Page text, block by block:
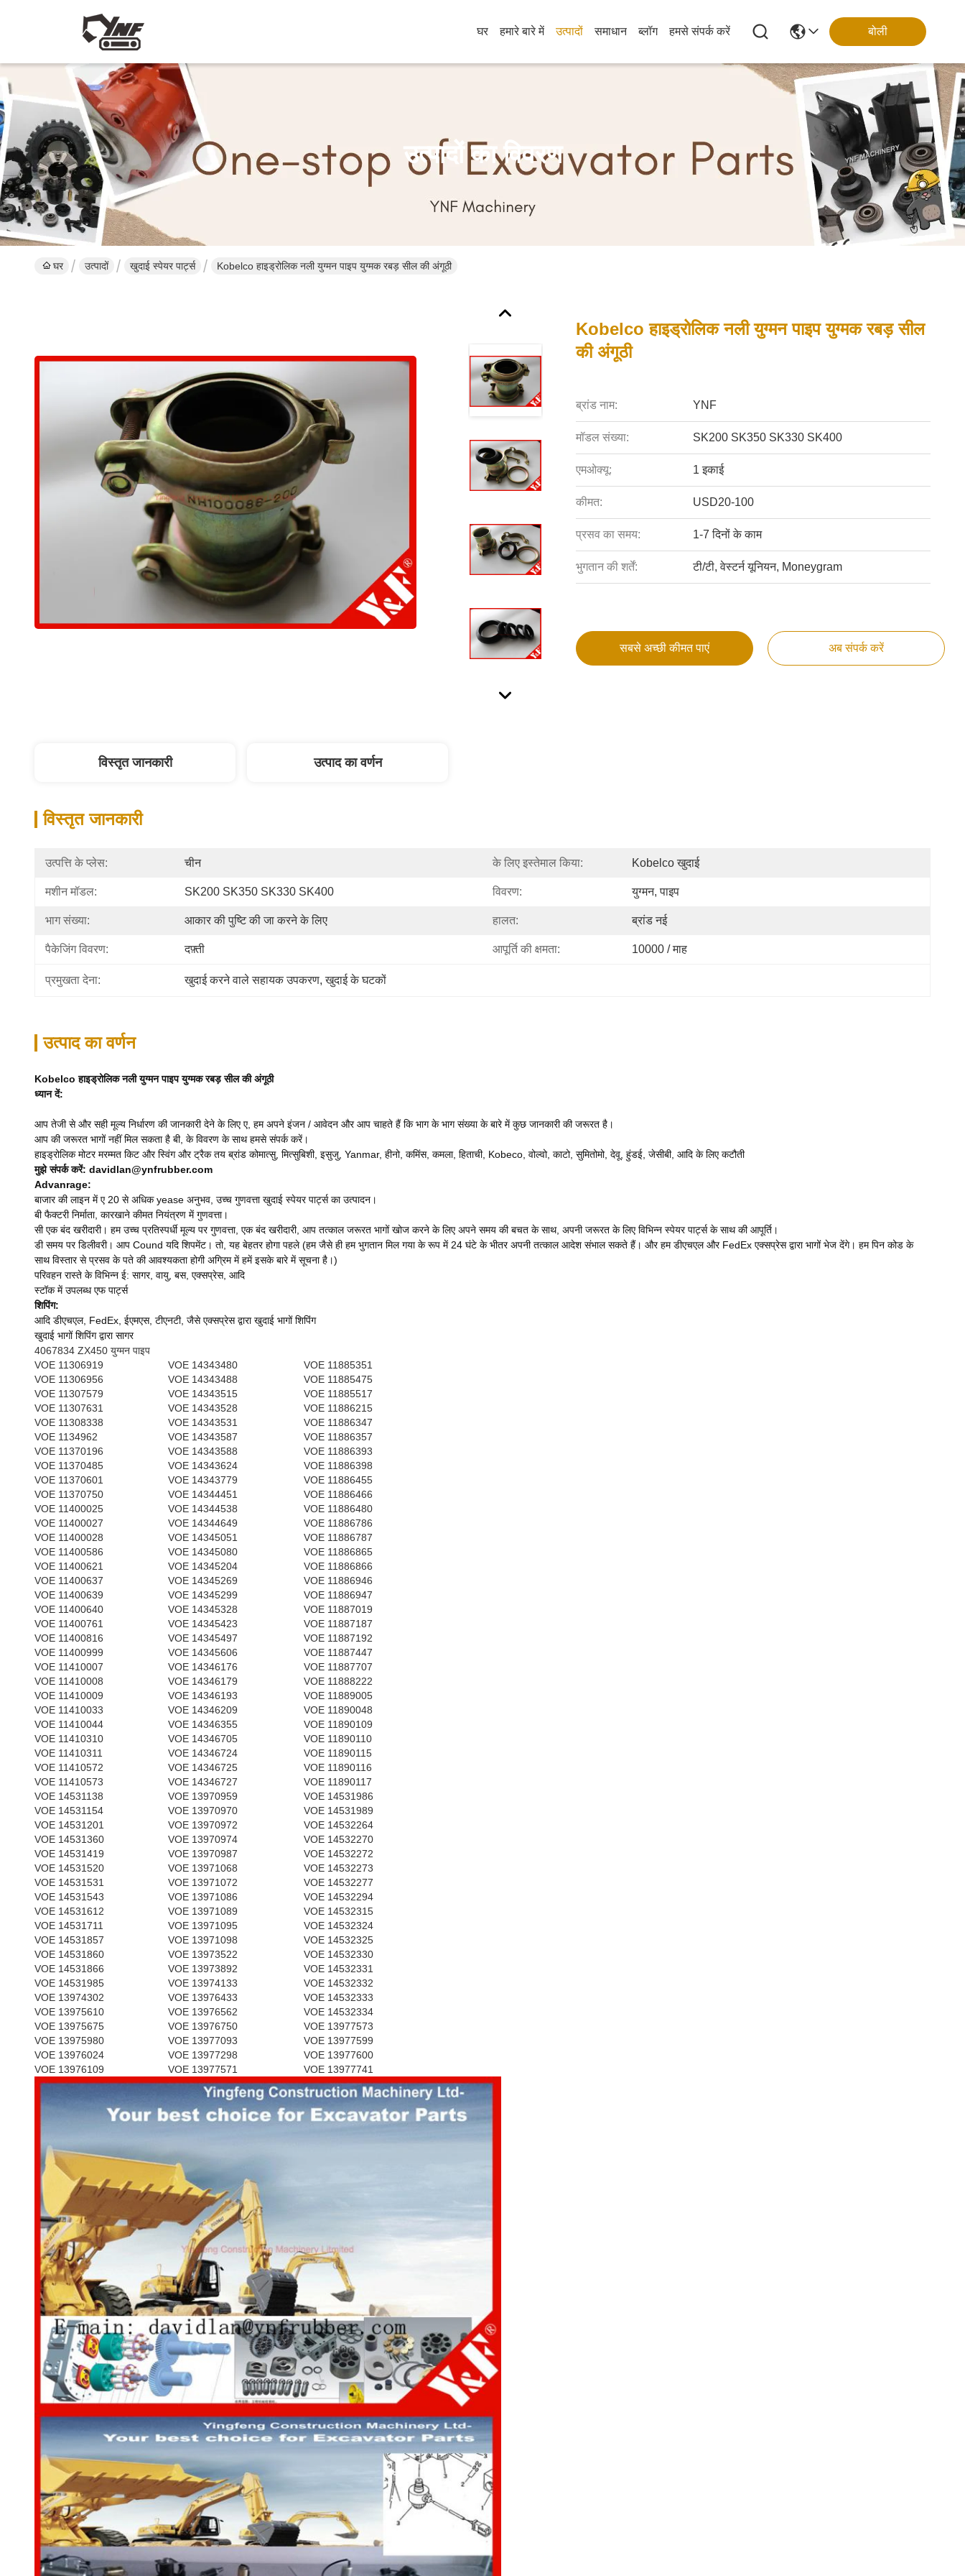
घर हमारे बारे में उत्पादों समाधान ब्लॉग हमसे संपर्क करें बोली
उत्पादों का विवरण
घर उत्पादों खुदाई स्पेयर पार्ट्स Kobelco हाइड्रोलिक नली युग्मन पाइप युग्मक रबड़ सील की अंगूठी
Kobelco हाइड्रोलिक नली युग्मन पाइप युग्मक रबड़ सील
की अंगूठी
ब्रांड नाम: YNF
मॉडल संख्या: SK200 SK350 SK330 SK400
एमओक्यू: 1 इकाई
कीमत: USD20-100
प्रसव का समय: 1-7 दिनों के काम
भुगतान की शर्तें: टी/टी, वेस्टर्न यूनियन, Moneygram
सबसे अच्छी कीमत पाएं अब संपर्क करें
विस्तृत जानकारी उत्पाद का वर्णन
विस्तृत जानकारी
उत्पत्ति के प्लेस: चीन के लिए इस्तेमाल किया: Kobelco खुदाई
मशीन मॉडल: SK200 SK350 SK330 SK400 विवरण: युग्मन, पाइप
भाग संख्या: आकार की पुष्टि की जा करने के लिए हालत: ब्रांड नई
पैकेजिंग विवरण: दफ़्ती आपूर्ति की क्षमता: 10000 / माह
प्रमुखता देना: खुदाई करने वाले सहायक उपकरण, खुदाई के घटकों
उत्पाद का वर्णन
Kobelco हाइड्रोलिक नली युग्मन पाइप युग्मक रबड़ सील की अंगूठी
ध्यान दें:
आप तेजी से और सही मूल्य निर्धारण की जानकारी देने के लिए ए, हम अपने इंजन / आवेदन और आप चाहते हैं कि भाग के भाग संख्या के बारे में कुछ जानकारी की जरूरत है।
आप की जरूरत भागों नहीं मिल सकता है बी, के विवरण के साथ हमसे संपर्क करें।
हाइड्रोलिक मोटर मरम्मत किट और स्विंग और ट्रैक तय ब्रांड कोमात्सु, मित्सुबिशी, इसुजु, Yanmar, हीनो, कमिंस, कमला, हिताची, Kobeco, वोल्वो, काटो, सुमितोमो, देवू, हुंडई, जेसीबी, आदि के लिए कटौती
मुझे संपर्क करें: davidlan@ynfrubber.com
Advanrage:
बाजार की लाइन में ए 20 से अधिक yease अनुभव, उच्च गुणवत्ता खुदाई स्पेयर पार्ट्स का उत्पादन।
बी फैक्टरी निर्माता, कारखाने कीमत नियंत्रण में गुणवत्ता।
सी एक बंद खरीदारी। हम उच्च प्रतिस्पर्धी मूल्य पर गुणवत्ता, एक बंद खरीदारी, आप तत्काल जरूरत भागों खोज करने के लिए अपने समय की बचत के साथ, अपनी जरूरत के लिए विभिन्न स्पेयर पार्ट्स के साथ की आपूर्ति।
डी समय पर डिलीवरी। आप Cound यदि शिपमेंट। तो, यह बेहतर होगा पहले (हम जैसे ही हम भुगतान मिल गया के रूप में 24 घंटे के भीतर अपनी तत्काल आदेश संभाल सकते हैं। और हम डीएचएल और FedEx एक्सप्रेस द्वारा भागों भेज देंगे। हम पिन कोड के
साथ विस्तार से प्रसव के पते की आवश्यकता होगी अग्रिम में हमें इसके बारे में सूचना है।)
परिवहन रास्ते के विभिन्न ई: सागर, वायु, बस, एक्सप्रेस, आदि
स्टॉक में उपलब्ध एफ पार्ट्स
शिपिंग:
आदि डीएचएल, FedEx, ईएमएस, टीएनटी, जैसे एक्सप्रेस द्वारा खुदाई भागों शिपिंग
खुदाई भागों शिपिंग द्वारा सागर
4067834 ZX450 युग्मन पाइप
VOE 11306919
VOE 14343480
VOE 11885351
VOE 11306956
VOE 14343488
VOE 11885475
VOE 11307579
VOE 14343515
VOE 11885517
VOE 11307631
VOE 14343528
VOE 11886215
VOE 11308338
VOE 14343531
VOE 11886347
VOE 1134962
VOE 14343587
VOE 11886357
VOE 11370196
VOE 14343588
VOE 11886393
VOE 11370485
VOE 14343624
VOE 11886398
VOE 11370601
VOE 14343779
VOE 11886455
VOE 11370750
VOE 14344451
VOE 11886466
VOE 11400025
VOE 14344538
VOE 11886480
VOE 11400027
VOE 14344649
VOE 11886786
VOE 11400028
VOE 14345051
VOE 11886787
VOE 11400586
VOE 14345080
VOE 11886865
VOE 11400621
VOE 14345204
VOE 11886866
VOE 11400637
VOE 14345269
VOE 11886946
VOE 11400639
VOE 14345299
VOE 11886947
VOE 11400640
VOE 14345328
VOE 11887019
VOE 11400761
VOE 14345423
VOE 11887187
VOE 11400816
VOE 14345497
VOE 11887192
VOE 11400999
VOE 14345606
VOE 11887447
VOE 11410007
VOE 14346176
VOE 11887707
VOE 11410008
VOE 14346179
VOE 11888222
VOE 11410009
VOE 14346193
VOE 11889005
VOE 11410033
VOE 14346209
VOE 11890048
VOE 11410044
VOE 14346355
VOE 11890109
VOE 11410310
VOE 14346705
VOE 11890110
VOE 11410311
VOE 14346724
VOE 11890115
VOE 11410572
VOE 14346725
VOE 11890116
VOE 11410573
VOE 14346727
VOE 11890117
VOE 14531138
VOE 13970959
VOE 14531986
VOE 14531154
VOE 13970970
VOE 14531989
VOE 14531201
VOE 13970972
VOE 14532264
VOE 14531360
VOE 13970974
VOE 14532270
VOE 14531419
VOE 13970987
VOE 14532272
VOE 14531520
VOE 13971068
VOE 14532273
VOE 14531531
VOE 13971072
VOE 14532277
VOE 14531543
VOE 13971086
VOE 14532294
VOE 14531612
VOE 13971089
VOE 14532315
VOE 14531711
VOE 13971095
VOE 14532324
VOE 14531857
VOE 13971098
VOE 14532325
VOE 14531860
VOE 13973522
VOE 14532330
VOE 14531866
VOE 13973892
VOE 14532331
VOE 14531985
VOE 13974133
VOE 14532332
VOE 13974302
VOE 13976433
VOE 14532333
VOE 13975610
VOE 13976562
VOE 14532334
VOE 13975675
VOE 13976750
VOE 13977573
VOE 13975980
VOE 13977093
VOE 13977599
VOE 13976024
VOE 13977298
VOE 13977600
VOE 13976109
VOE 13977571 VOE 13977741